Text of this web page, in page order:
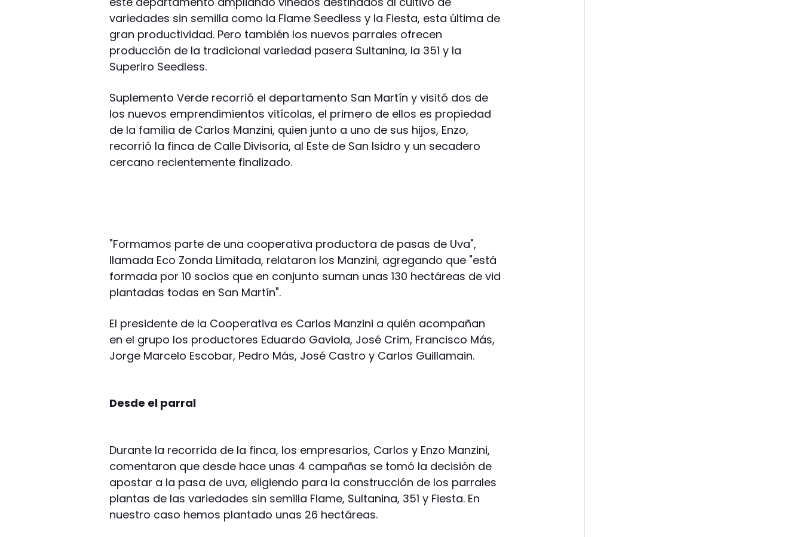
variedades sin semilla como la Flame Seedless y la Fiesta, esta última de
gran productividad. Pero también los nuevos parrales ofrecen
producción de la tradicional variedad pasera Sultanina, la 351 y la
Superiro Seedless.
Suplemento Verde recorrió el departamento San Martín y visitó dos de
los nuevos emprendimientos vitícolas, el primero de ellos es propiedad
de la familia de Carlos Manzini, quien junto a uno de sus hijos, Enzo,
recorrió la finca de Calle Divisoria, al Este de San Isidro y un secadero
cercano recientemente finalizado.
"Formamos parte de una cooperativa productora de pasas de Uva",
llamada Eco Zonda Limitada, relataron los Manzini, agregando que "está
formada por 10 socios que en conjunto suman unas 130 hectáreas de vid
plantadas todas en San Martín".
El presidente de la Cooperativa es Carlos Manzini a quién acompañan
en el grupo los productores Eduardo Gaviola, José Crim, Francisco Más,
Jorge Marcelo Escobar, Pedro Más, José Castro y Carlos Guillamain.
Desde el parral
Durante la recorrida de la finca, los empresarios, Carlos y Enzo Manzini,
comentaron que desde hace unas 4 campañas se tomó la decisión de
apostar a la pasa de uva, eligiendo para la construcción de los parrales
plantas de las variedades sin semilla Flame, Sultanina, 351 y Fiesta. En
nuestro caso hemos plantado unas 26 hectáreas.